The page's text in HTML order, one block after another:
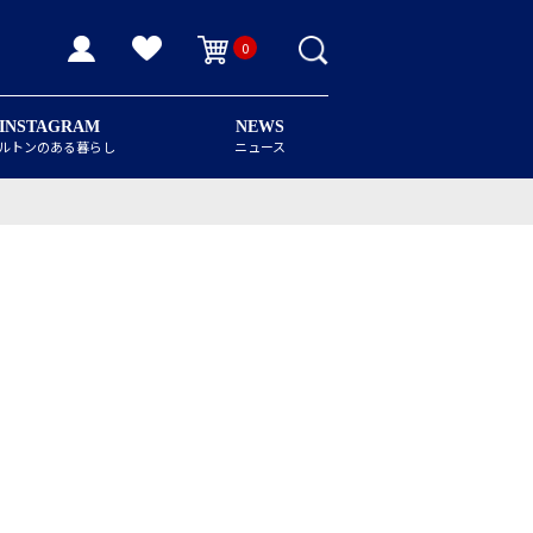
0
INSTAGRAM
トンのある暮らし
NEWS
ニュース